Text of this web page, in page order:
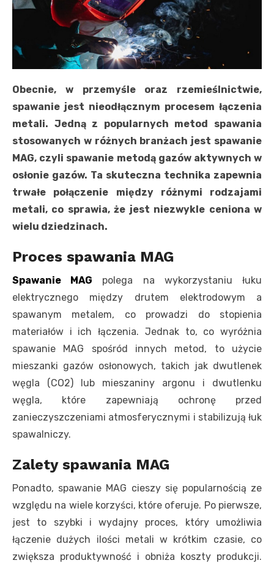
Obecnie, w przemyśle oraz rzemieślnictwie,
spawanie jest nieodłącznym procesem łączenia
metali. Jedną z popularnych metod spawania
stosowanych w różnych branżach jest spawanie
MAG, czyli spawanie metodą gazów aktywnych w
osłonie gazów. Ta skuteczna technika zapewnia
trwałe połączenie między różnymi rodzajami
metali, co sprawia, że ​​jest niezwykle ceniona w
wielu dziedzinach.
Proces spawania MAG
Spawanie MAG polega na wykorzystaniu łuku
elektrycznego między drutem elektrodowym a
spawanym metalem, co prowadzi do stopienia
materiałów i ich łączenia. Jednak to, co wyróżnia
spawanie MAG spośród innych metod, to użycie
mieszanki gazów osłonowych, takich jak dwutlenek
węgla (CO2) lub mieszaniny argonu i dwutlenku
węgla, które zapewniają ochronę przed
zanieczyszczeniami atmosferycznymi i stabilizują łuk
spawalniczy.
Zalety spawania MAG
Ponadto, spawanie MAG cieszy się popularnością ze
względu na wiele korzyści, które oferuje. Po pierwsze,
jest to szybki i wydajny proces, który umożliwia
łączenie dużych ilości metali w krótkim czasie, co
zwiększa produktywność i obniża koszty produkcji.